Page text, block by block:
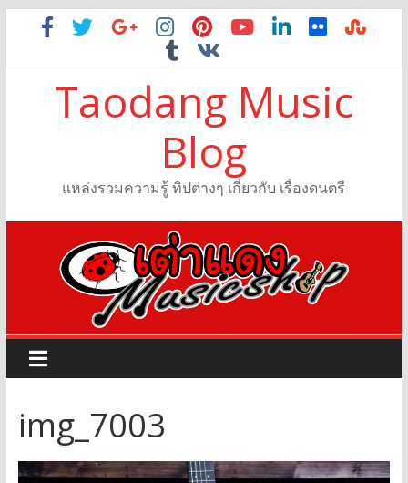
Taodang Music
Blog
แหล่งรวมความรู้ ทิปต่างๆ เกี่ยวกับ เรื่องดนตรี
img_7003